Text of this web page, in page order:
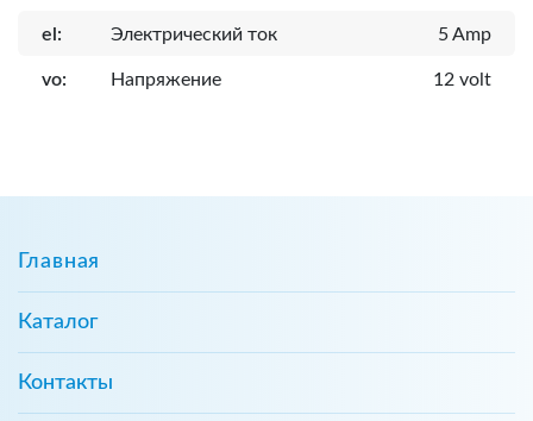
el: Электрический ток 5 Amp
vo: Напряжение 12 volt
Главная
Каталог
Контакты